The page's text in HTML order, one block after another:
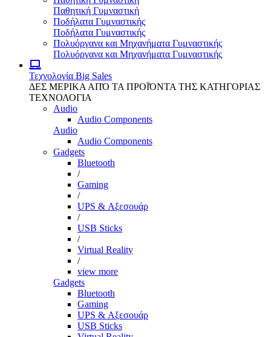
Παθητική Γυμναστική
Ποδήλατα Γυμναστικής
Ποδήλατα Γυμναστικής
Πολυόργανα και Μηχανήματα Γυμναστικής
Πολυόργανα και Μηχανήματα Γυμναστικής
Τεχνολογία Big Sales
ΔΕΣ ΜΕΡΙΚΑ ΑΠΌ ΤΑ ΠΡΟΪΌΝΤΑ ΤΗΣ ΚΑΤΗΓΟΡΙΑΣ
ΤΕΧΝΟΛΟΓΙΑ
Audio
Audio Components
Audio
Audio Components
Gadgets
Bluetooth
/
Gaming
/
UPS & Αξεσουάρ
/
USB Sticks
/
Virtual Reality
/
view more
Gadgets
Bluetooth
Gaming
UPS & Αξεσουάρ
USB Sticks